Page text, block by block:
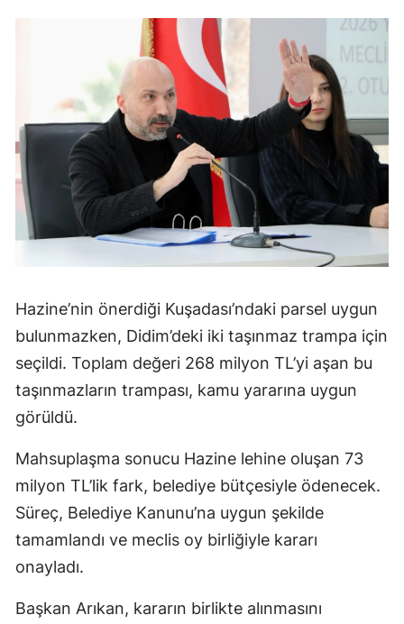
Hazine’nin önerdiği Kuşadası’ndaki parsel uygun
bulunmazken, Didim’deki iki taşınmaz trampa için
seçildi. Toplam değeri 268 milyon TL’yi aşan bu
taşınmazların trampası, kamu yararına uygun
görüldü.
Mahsuplaşma sonucu Hazine lehine oluşan 73
milyon TL’lik fark, belediye bütçesiyle ödenecek.
Süreç, Belediye Kanunu’na uygun şekilde
tamamlandı ve meclis oy birliğiyle kararı
onayladı.
Başkan Arıkan, kararın birlikte alınmasını